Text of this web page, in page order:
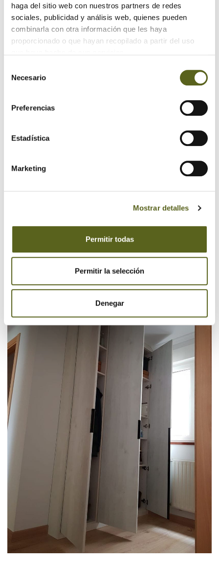
haga del sitio web con nuestros partners de redes
sociales, publicidad y análisis web, quienes pueden
combinarla con otra información que les haya
proporcionado o que hayan recopilado a partir del uso
Necesario
Preferencias
Estadística
Marketing
Mostrar detalles
Permitir todas
Permitir la selección
Denegar